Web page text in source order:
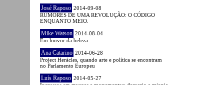
José Raposo 2014-09-08
RUMORES DE UMA REVOLUÇÃO: O CÓDIGO
ENQUANTO MEIO.
Mike Watson 2014-08-04
Em louvor da beleza
Ana Catarino 2014-06-28
Project Herácles, quando arte e política se encontram
no Parlamento Europeu
Luís Raposo 2014-05-27